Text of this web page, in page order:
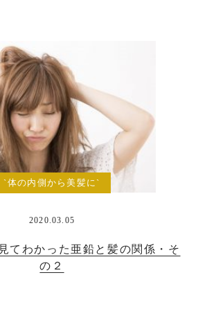
`体の内側から美髪に`
2020.03.05
てわかった亜鉛と髪の関係・そ
の２